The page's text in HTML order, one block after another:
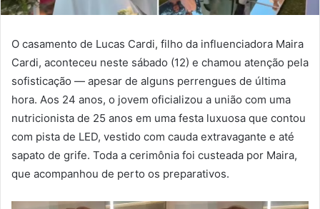
O casamento de Lucas Cardi, filho da influenciadora Maira
Cardi, aconteceu neste sábado (12) e chamou atenção pela
sofisticação — apesar de alguns perrengues de última
hora. Aos 24 anos, o jovem oficializou a união com uma
nutricionista de 25 anos em uma festa luxuosa que contou
com pista de LED, vestido com cauda extravagante e até
sapato de grife. Toda a cerimônia foi custeada por Maira,
que acompanhou de perto os preparativos.